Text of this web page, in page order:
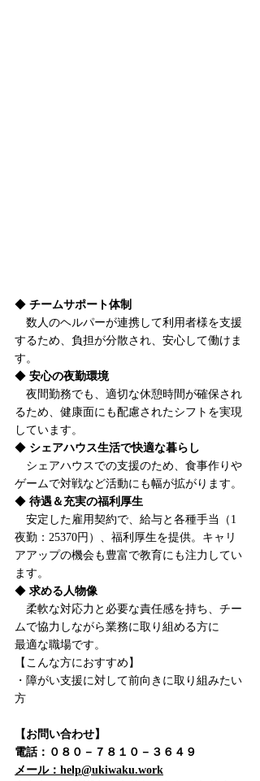
◆ チームサポート体制
数人のヘルパーが連携して利用者様を支援
するため、負担が分散され、安心して働けま
す。
◆ 安心の夜勤環境
夜間勤務でも、適切な休憩時間が確保され
るため、健康面にも配慮されたシフトを実現
しています。
◆ シェアハウス生活で快適な暮らし
シェアハウスでの支援のため、食事作りや
ゲームで対戦など活動にも幅が拡がります。
◆ 待遇＆充実の福利厚生
安定した雇用契約で、給与と各種手当（1
夜勤：25370円）、福利厚生を提供。キャリ
アアップの機会も豊富で教育にも注力してい
ます。
◆ 求める人物像
柔軟な対応力と必要な責任感を持ち、チー
ムで協力しながら業務に取り組める方に
最適な職場です。
【こんな方におすすめ】
・障がい支援に対して前向きに取り組みたい
方
【お問い合わせ】
電話：０８０－７８１０－３６４９
メール：help@ukiwaku.work